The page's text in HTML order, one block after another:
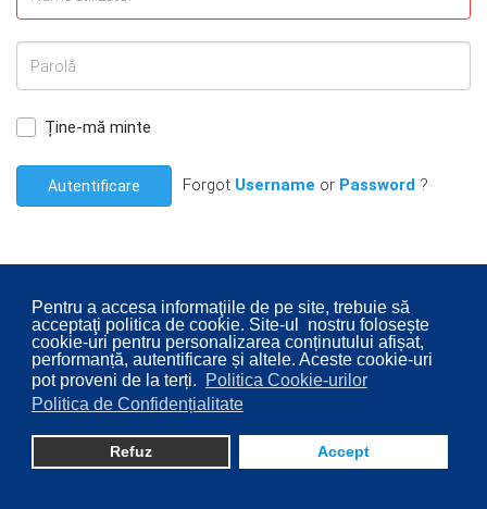
Pentru a accesa informaţiile de pe site, trebuie să
acceptaţi politica de cookie. Site-ul nostru folosește
cookie-uri pentru personalizarea conținutului afișat,
performanță, autentificare și altele. Aceste cookie-uri
pot proveni de la terți.
Politica Cookie-urilor
Politica de Confidențialitate
Refuz Accept
Ține-mă minte
Autentificare Forgot Username or Password ?
© 2026 Consiliul Local al Sectorului 2 București. Designed By
Direcţia Transparenţă Instituţională - Compartimentul
Digitalizare